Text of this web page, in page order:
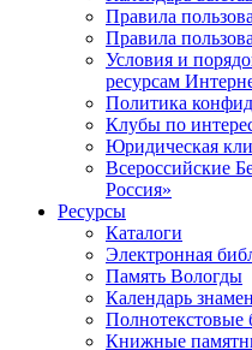
Правила
Правила
Условия и
ресурсам
Политика
Клубы по
Юридическая
Всероссийские
Россия»
Ресурсы
Каталоги
Электронная
Память Вологды
Календарь
Полнотекстовые
Книжные